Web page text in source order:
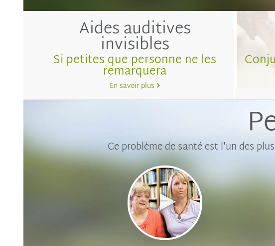
Aides auditives
invisibles
Si petites que personne ne les
remarquera
En savoir plus
Ce problème de santé est l'un des
Lire
la
vidéo